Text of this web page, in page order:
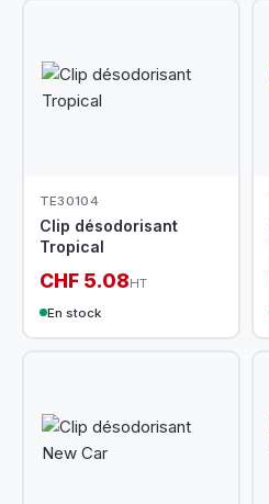
TE30104
Clip désodorisant
Tropical
CHF 5.08HT
En stock